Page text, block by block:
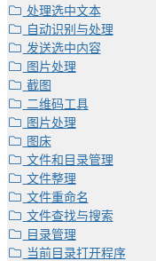
处理选中文本
自动识别与处理
发送选中内容
图片处理
截图
二维码工具
图片处理
图床
文件和目录管理
文件整理
文件重命名
文件查找与搜索
目录管理
当前目录打开程序